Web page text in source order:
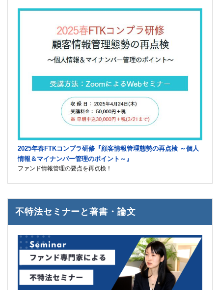
2025年春FTKコンプラ研修『顧客情報管理態勢の再点検 ～個人
情報＆マイナンバー管理のポイント～』
ファンド情報管理の要点を再点検！
不特法セミナーと著書・論文